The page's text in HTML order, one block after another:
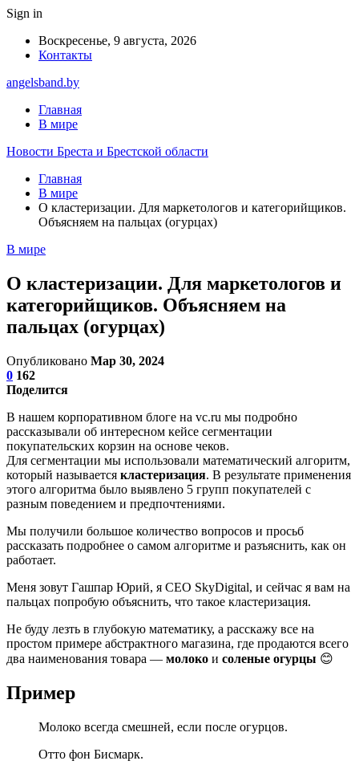
Sign in
Воскресенье, 9 августа, 2026
Контакты
angelsband.by
Главная
В мире
Новости Бреста и Брестской области
Главная
В мире
О кластеризации. Для маркетологов и категорийщиков.
Объясняем на пальцах (огурцах)
В мире
О кластеризации. Для маркетологов и
категорийщиков. Объясняем на
пальцах (огурцах)
Опубликовано Мар 30, 2024
0 162
Поделится
В нашем корпоративном блоге на vc.ru мы подробно
рассказывали об интересном кейсе сегментации
покупательских корзин на основе чеков.
Для сегментации мы использовали математический алгоритм,
который называется кластеризация. В результате применения
этого алгоритма было выявлено 5 групп покупателей с
разным поведением и предпочтениями.
Мы получили большое количество вопросов и просьб
рассказать подробнее о самом алгоритме и разъяснить, как он
работает.
Меня зовут Гашпар Юрий, я CEO SkyDigital, и сейчас я вам на
пальцах попробую объяснить, что такое кластеризация.
Не буду лезть в глубокую математику, а расскажу все на
простом примере абстрактного магазина, где продаются всего
два наименования товара — молоко и соленые огурцы 😊
Пример
Молоко всегда смешней, если после огурцов.
Отто фон Бисмарк.